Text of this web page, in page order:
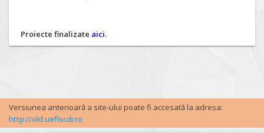
Proiecte finalizate aici.
Versiunea anterioară a site-ului poate fi accesată la adresa:
http://old.uefiscdi.ro